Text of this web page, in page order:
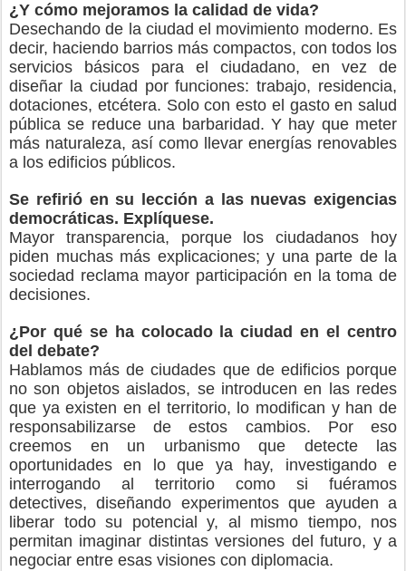
¿Y cómo mejoramos la calidad de vida?
Desechando de la ciudad el movimiento moderno. Es
decir, haciendo barrios más compactos, con todos los
servicios básicos para el ciudadano, en vez de
diseñar la ciudad por funciones: trabajo, residencia,
dotaciones, etcétera. Solo con esto el gasto en salud
pública se reduce una barbaridad. Y hay que meter
más naturaleza, así como llevar energías renovables
a los edificios públicos.
Se refirió en su lección a las nuevas exigencias
democráticas. Explíquese.
Mayor transparencia, porque los ciudadanos hoy
piden muchas más explicaciones; y una parte de la
sociedad reclama mayor participación en la toma de
decisiones.
¿Por qué se ha colocado la ciudad en el centro
del debate?
Hablamos más de ciudades que de edificios porque
no son objetos aislados, se introducen en las redes
que ya existen en el territorio, lo modifican y han de
responsabilizarse de estos cambios. Por eso
creemos en un urbanismo que detecte las
oportunidades en lo que ya hay, investigando e
interrogando al territorio como si fuéramos
detectives, diseñando experimentos que ayuden a
liberar todo su potencial y, al mismo tiempo, nos
permitan imaginar distintas versiones del futuro, y a
negociar entre esas visiones con diplomacia.